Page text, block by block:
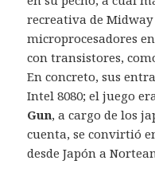
recreativa de
microprocesadores
con transistores,
En concreto, sus
Intel 8080; el juego
Gun, a cargo de los
cuenta, se convirtió
desde Japón a